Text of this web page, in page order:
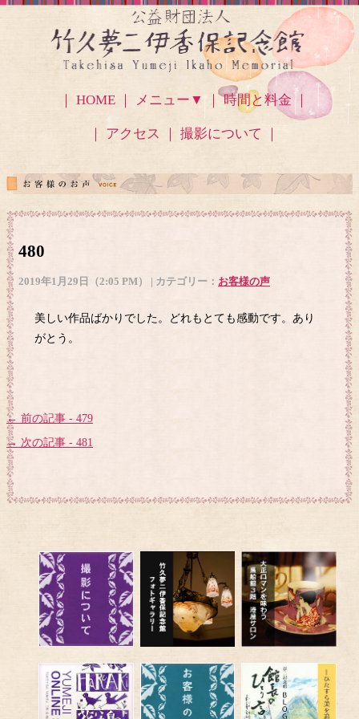
｜ HOME ｜ メニュー▼ ｜ 時間と料金 ｜
｜ アクセス ｜ 撮影について ｜
480
2019年1月29日（2:05 PM） | カテゴリー： お客様の声
美しい作品ばかりでした。どれもとても感動です。あり
がとう。
← 前の記事 - 479
→ 次の記事 - 481